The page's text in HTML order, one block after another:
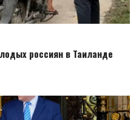
россиян в Таиланде